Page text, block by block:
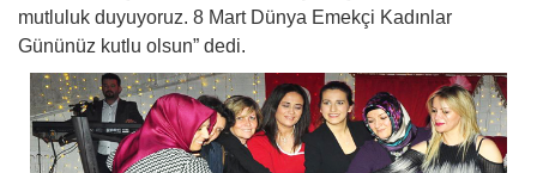
mutluluk duyuyoruz. 8 Mart Dünya Emekçi Kadınlar
Gününüz kutlu olsun” dedi.